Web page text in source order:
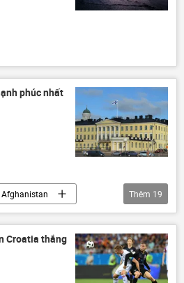
phúc nhất
Afghanistan
Hà Lan
Na Uy
Canada
Thêm 19
Croatia thắng